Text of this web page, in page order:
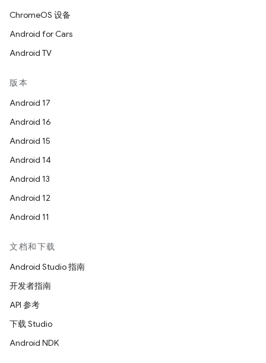
ChromeOS 设备
Android for Cars
Android TV
版本
Android 17
Android 16
Android 15
Android 14
Android 13
Android 12
Android 11
文档和下载
Android Studio 指南
开发者指南
API 参考
下载 Studio
Android NDK